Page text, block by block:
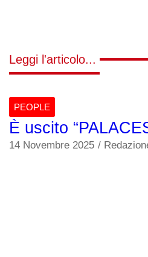
Leggi l'articolo...
PEOPLE
È uscito
14 Novembre 2025 /